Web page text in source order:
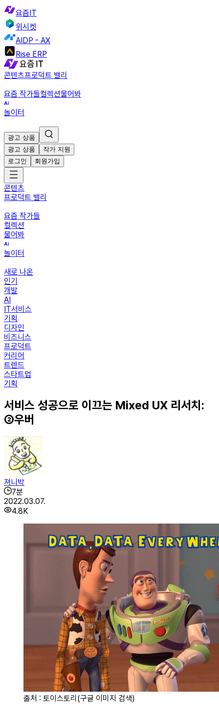
요즘IT
위시켓
AIDP - AX
Rise ERP
콘텐츠프로덕트 밸리
요즘 작가들컬렉션물어봐
놀이터
광고 상품
광고 상품
작가 지원
로그인
회원가입
콘텐츠
프로덕트 밸리
요즘 작가들
컬렉션
물어봐
놀이터
새로 나온
인기
개발
AI
IT서비스
기획
디자인
비즈니스
프로덕트
커리어
트렌드
스타트업
기획
서비스 성공으로 이끄는 Mixed UX 리서치:
②우버
져니박
7분
2022.03.07.
4.8K
출처 : 토이스토리(구글 이미지 검색)